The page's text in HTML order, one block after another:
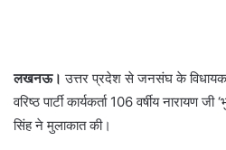
लखनऊ। उत्तर प्रदेश से जनसंघ के
वरिष्ठ पार्टी कार्यकर्ता 106 वर्षीय नारायण
सिंह ने मुलाकात की।